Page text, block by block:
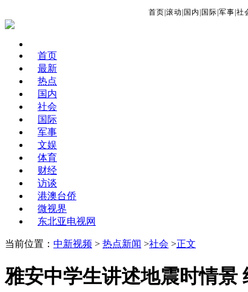
首页 滚动 国内 国际 军事 社
首页
最新
热点
国内
社会
国际
军事
文娱
体育
财经
访谈
港澳台侨
微视界
东北亚电视网
当前位置： 中新视频 > 热点新闻 >社会 >正文
雅安中学生讲述地震时情景